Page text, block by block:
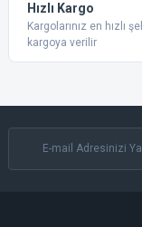
Hızlı Kargo
Kargolarınız en hızlı
kargoya verilir